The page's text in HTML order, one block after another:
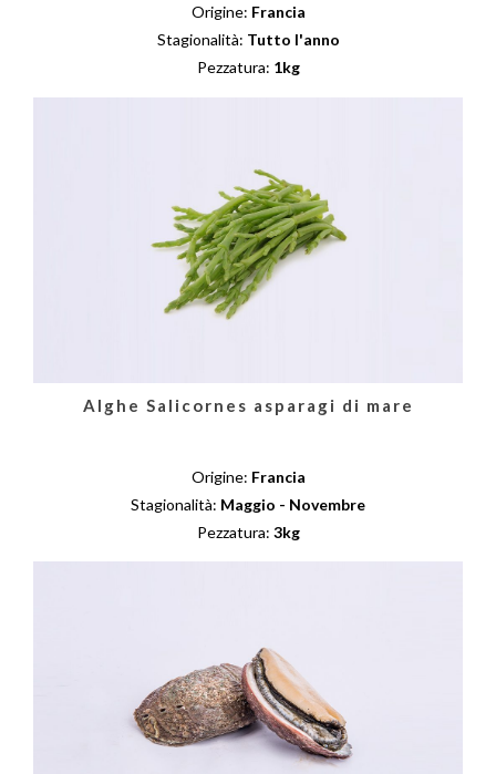
Origine: Francia
Stagionalità: Tutto l'anno
Pezzatura: 1kg
Alghe Salicornes asparagi di mare
Origine: Francia
Stagionalità: Maggio - Novembre
Pezzatura: 3kg